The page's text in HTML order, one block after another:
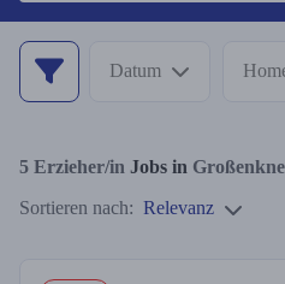
Datum
5 Erzieher/in Jobs in
Sortieren nach: Relevanz